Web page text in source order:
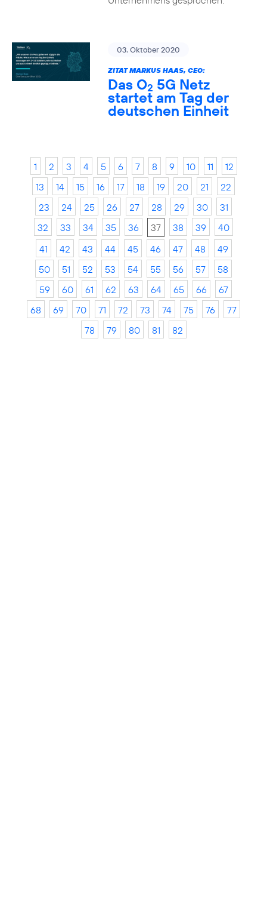
03. Oktober 2020
ZITAT MARKUS HAAS, CEO:
Das O2 5G Netz
startet am Tag der
deutschen Einheit
1 2 3 4 5 6 7 8 9 10 11
12
13
14 15 16 17 18 19 20 21
22
23
24 25 26 27 28 29 30
31
32
33 34 35 36 37 38 39
40
41
42 43 44 45 46 47 48
49
50
51 52 53 54 55 56 57
58
59
60 61 62 63 64 65 66
67
68
69 70 71 72 73 74 75 76
77
78
79 80 81 82